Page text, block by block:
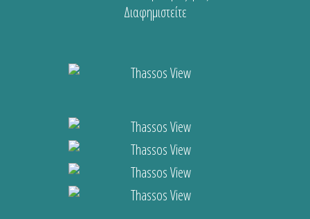
Διαφημιστείτε